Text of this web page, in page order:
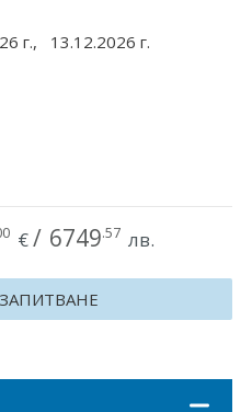
г., 13.12.2026 г.
€/ 6749.57 лв.